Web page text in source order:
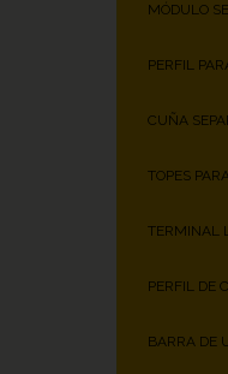
MÓDULO
PERFIL
CUÑA
TOPES
TERMINAL
PERFIL DE
BARRA DE